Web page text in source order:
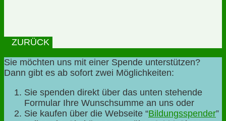
ZURÜCK
Sie möchten uns mit einer Spende unterstützen?
Dann gibt es ab sofort zwei Möglichkeiten:
Sie spenden direkt über das unten stehende
Formular Ihre Wunschsumme an uns oder
Sie kaufen über die Webseite “Bildungsspender”